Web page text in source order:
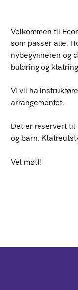
Velkommen til
som passer alle.
nybegynneren og
buldring og
Vi vil ha
arrangementet.
Det er reservert til
og barn.
Vel møtt!